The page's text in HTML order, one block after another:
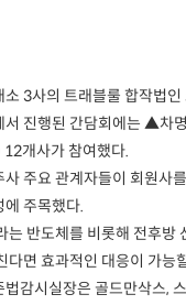
3사의 트래블룰 합작법
서 진행된 간담회에는 ▲차
개사가 참여했다.
주요 관계자들이 회원사
주목했다.
는 반도체를 비롯해 전후
다면 효과적인 대응이 가능
법감시실장은 골드만삭스,